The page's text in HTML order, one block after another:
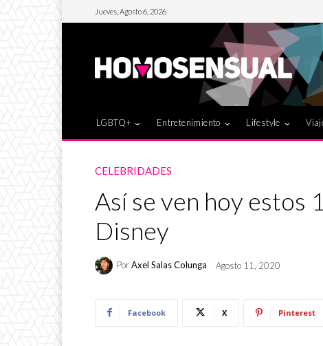
Jueves, Agosto 6, 2026
LGBTQ+ Entretenimiento Lifestyle
CELEBRIDADES
Así se ven hoy estos
Disney
PorAxel Salas Colunga Agosto 11, 2020
Facebook X Pinterest